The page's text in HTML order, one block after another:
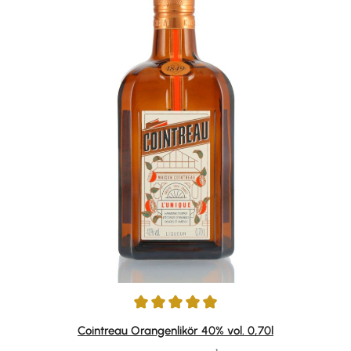
Durchschnittliche Bewertung von 4.89 von 5 Sternen
Cointreau Orangenlikör 40% vol. 0,70l